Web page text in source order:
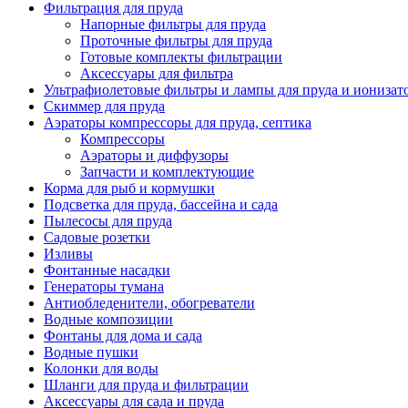
Фильтрация для пруда
Напорные фильтры для пруда
Проточные фильтры для пруда
Готовые комплекты фильтрации
Аксессуары для фильтра
Ультрафиолетовые фильтры и лампы для пруда и
Скиммер для пруда
Аэраторы компрессоры для пруда, септика
Компрессоры
Аэраторы и диффузоры
Запчасти и комплектующие
Корма для рыб и кормушки
Подсветка для пруда, бассейна и сада
Пылесосы для пруда
Садовые розетки
Изливы
Фонтанные насадки
Генераторы тумана
Антиобледенители, обогреватели
Водные композиции
Фонтаны для дома и сада
Водные пушки
Колонки для воды
Шланги для пруда и фильтрации
Аксессуары для сада и пруда